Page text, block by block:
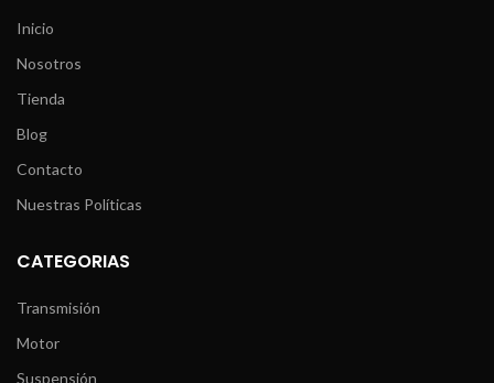
Inicio
Nosotros
Tienda
Blog
Contacto
Nuestras Políticas
CATEGORIAS
Transmisión
Motor
Suspensión